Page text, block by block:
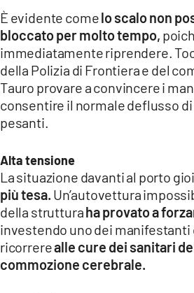
ANDROID
APPLE
È evidente comelo scalo non
bloccato per molto tempo,
immediatamente riprendere.
della Polizia di Frontiera e del
Tauro provare a convincere i
consentire il normale deflusso di
pesanti.
Alta tensione
La situazione davanti al porto
più tesa. Un’autovettura
della strutturaha provato a
investendo uno dei manifestanti
ricorrerealle cure dei sanitari
commozione cerebrale.